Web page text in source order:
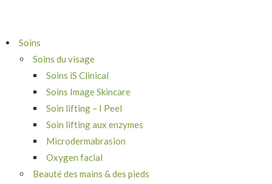
Soins
Soins du visage
Soins iS Clinical
Soins Image Skincare
Soin lifting – I Peel
Soin lifting aux enzymes
Microdermabrasion
Oxygen facial
Beauté des mains & des pieds